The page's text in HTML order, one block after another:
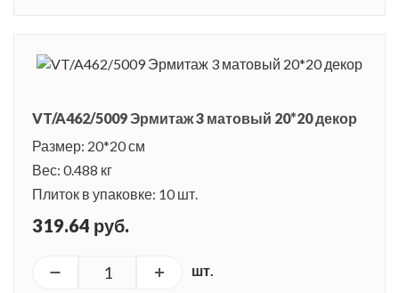
VT/A462/5009 Эрмитаж 3 матовый 20*20 декор
Размер: 20*20 см
Вес: 0.488 кг
Плиток в упаковке: 10 шт.
319.64 руб.
шт.